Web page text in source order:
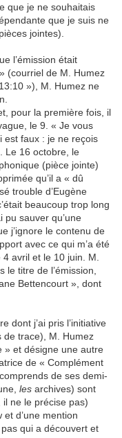
que je ne souhaitais
que je suis ne
jointes).
l’émission était
(courriel de M. Humez
»), M. Humez ne
pour la première fois, il
le 9. « Je vous
est faux : je ne reçois
Le 16 octobre, le
(pièce jointe)
qu’il a « dû
trouble d’Eugène
beaucoup trop long
pu sauver qu’une
j’ignore le contenu de
avec ce qui m’a été
avril et le 10 juin. M.
le titre de l’émission,
Bettencourt », dont
dont j’ai pris l’initiative
de trace), M. Humez
» et désigne une autre
de « Complément
de ses demi-
les archives) sont
il ne le précise pas)
et d’une mention
qui a découvert et